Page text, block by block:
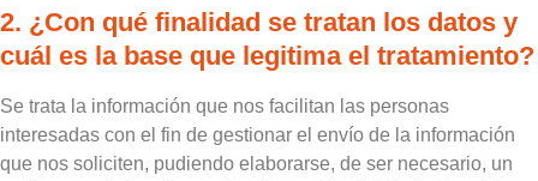
2. ¿Con qué finalidad se tratan los datos y
cuál es la base que legitima el tratamiento?
Se trata la información que nos facilitan las personas
interesadas con el fin de gestionar el envío de la información
que nos soliciten, pudiendo elaborarse, de ser necesario, un